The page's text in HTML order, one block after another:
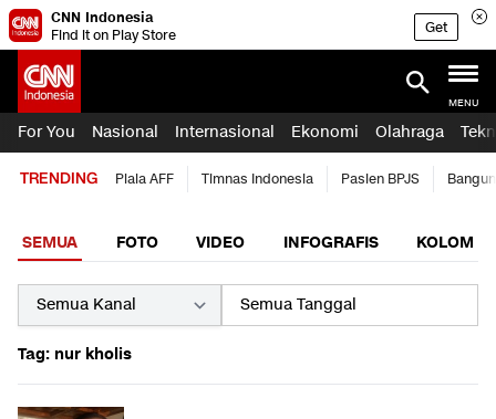
CNN Indonesia
Find it on Play Store
Get
MENU
For You Nasional Internasional Ekonomi Olahraga
TRENDING Piala AFF Timnas Indonesia Pasien BPJS
SEMUA FOTO VIDEO INFOGRAFIS KOLOM
Tag: nur kholis